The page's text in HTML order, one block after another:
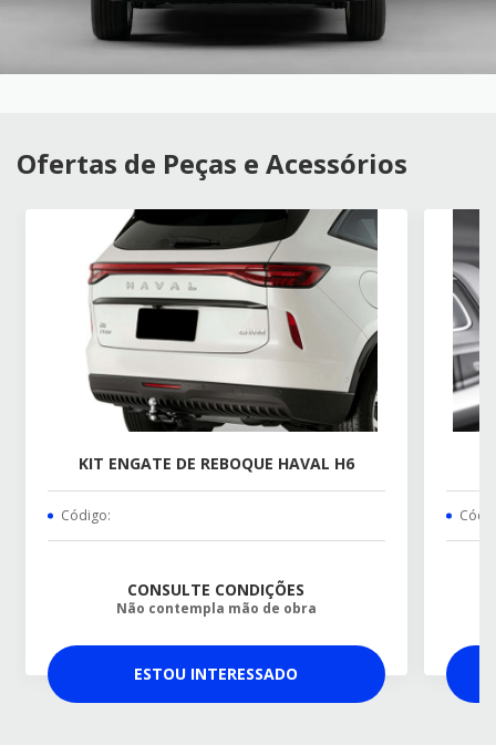
Ofertas de Peças e Acessórios
KIT ENGATE DE REBOQUE HAVAL H6
Código:
CONSULTE CONDIÇÕES
Não contempla mão de obra
ESTOU INTERESSADO